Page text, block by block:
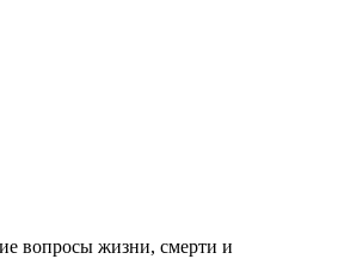
вопросы жизни, смерти и